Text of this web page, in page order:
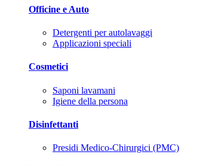
Officine e Auto
Detergenti per autolavaggi
Applicazioni speciali
Cosmetici
Saponi lavamani
Igiene della persona
Disinfettanti
Presidi Medico-Chirurgici (PMC)